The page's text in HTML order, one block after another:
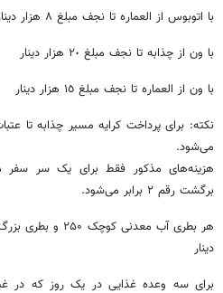
با اتوبوس از العماره تا نجف مبلغ ٨ هزار دینار
با ون از چذابه تا نجف مبلغ ٢٠ هزار دینار
با ون از العماره تا نجف مبلغ ١٥ هزار دینار
نکته: برای پرداخت کرایه مسیر چذابه تا
می‌شود.
هزینه‌های مذکور فقط برای یک سر سفر
برگشت رقم ۲ برابر می‌شود.
دینار
برای سه وعده غذایی در یک روز که در